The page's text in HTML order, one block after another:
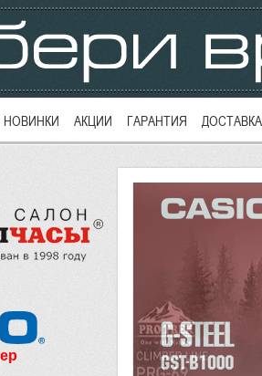
НОВИНКИ АКЦИИ ГАРАНТИЯ ДОСТАВКА